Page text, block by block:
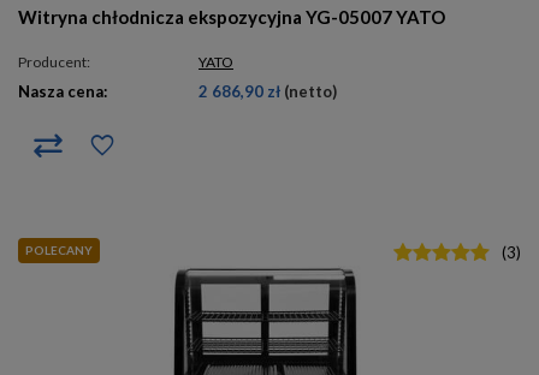
Witryna chłodnicza ekspozycyjna YG-05007 YATO
Producent: YATO
Nasza cena: 2 686,90 zł (netto)
POLECANY (3)